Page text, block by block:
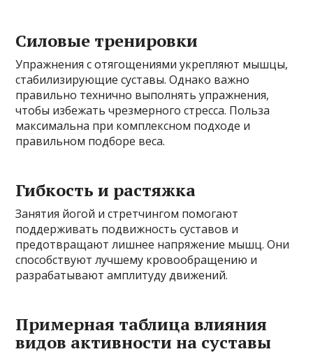
Силовые тренировки
Упражнения с отягощениями укрепляют мышцы,
стабилизирующие суставы. Однако важно
правильно технично выполнять упражнения,
чтобы избежать чрезмерного стресса. Польза
максимальна при комплексном подходе и
правильном подборе веса.
Гибкость и растяжка
Занятия йогой и стретчингом помогают
поддерживать подвижность суставов и
предотвращают лишнее напряжение мышц. Они
способствуют лучшему кровообращению и
разрабатывают амплитуду движений.
Примерная таблица влияния
видов активности на суставы